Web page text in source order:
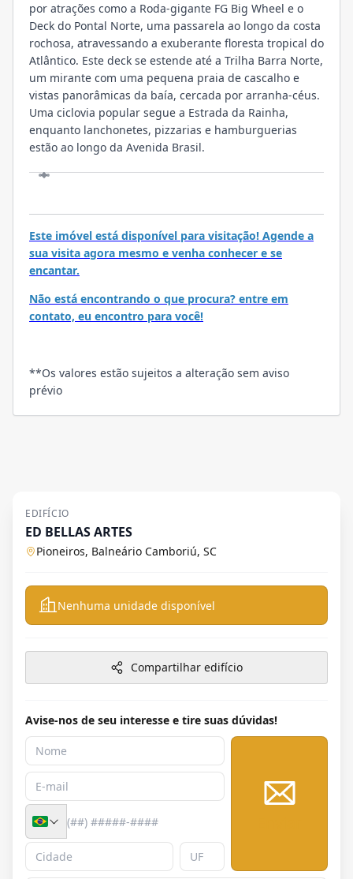
por atrações como a Roda-gigante FG Big Wheel e o
Deck do Pontal Norte, uma passarela ao longo da costa
rochosa, atravessando a exuberante floresta tropical do
Atlântico. Este deck se estende até a Trilha Barra Norte,
um mirante com uma pequena praia de cascalho e
vistas panorâmicas da baía, cercada por arranha-céus.
Uma ciclovia popular segue a Estrada da Rainha,
enquanto lanchonetes, pizzarias e hamburguerias
estão ao longo da Avenida Brasil.
Este imóvel está disponível para visitação! Agende a
sua visita agora mesmo e venha conhecer e se
encantar.
Não está encontrando o que procura? entre em
contato, eu encontro para você!
**Os valores estão sujeitos a alteração sem aviso
prévio
EDIFÍCIO
ED BELLAS ARTES
Pioneiros, Balneário Camboriú, SC
Nenhuma unidade disponível
Compartilhar edifício
Avise-nos de seu interesse e tire suas dúvidas!